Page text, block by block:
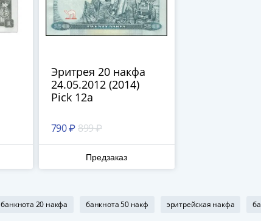
Эритрея 20 накфа
24.05.2012 (2014)
Pick 12a
790 ₽ 899 ₽
Предзаказ
банкнота 20 накфа банкнота 50 накф эритрейская накфа